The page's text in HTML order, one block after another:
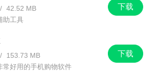
下载
/ 42.52 MB
助工具
下载
/
153.73 MB
常好用的手机购物软件